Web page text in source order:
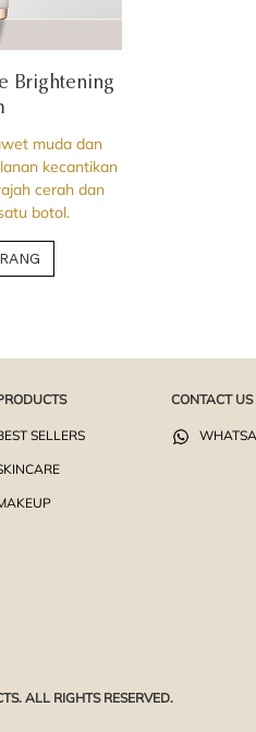
Brightening
muda dan
kecantikan
cerah dan
botol.
SELLERS
CONTACT US
ALL RIGHTS RESERVED.